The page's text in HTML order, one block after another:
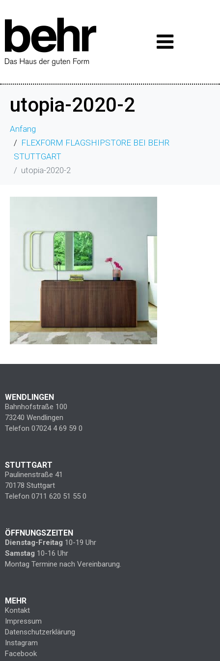
utopia-2020-2
Anfang
FLEXFORM FLAGSHIPSTORE BEI BEHR
STUTTGART
utopia-2020-2
WENDLINGEN
Bahnhofstraße 100
73240 Wendlingen
Telefon 07024 4 69 59 0
STUTTGART
Paulinenstraße 41
70178 Stuttgart
Telefon 0711 620 51 55 0
ÖFFNUNGSZEITEN
Dienstag-Freitag 10-19 Uhr
Samstag 10-16 Uhr
Montag Termine nach Vereinbarung.
MEHR
Kontakt
Impressum
Datenschutzerklärung
Instagram
Facebook